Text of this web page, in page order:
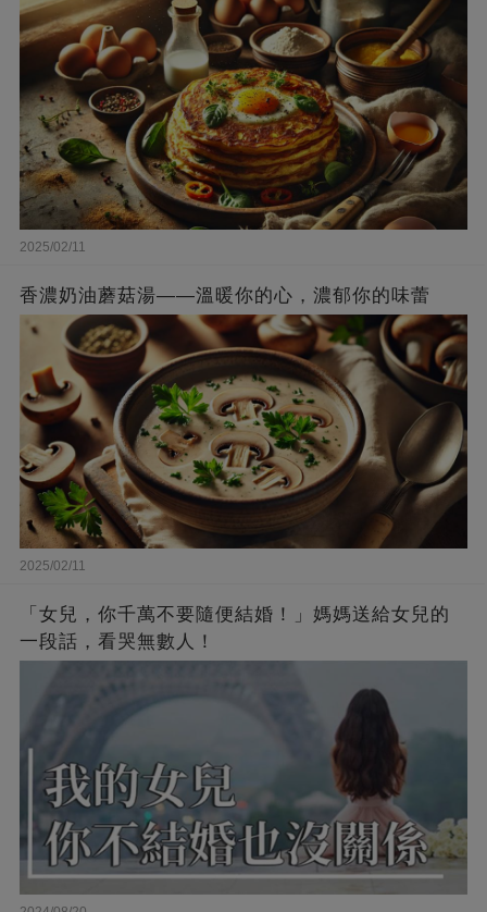
2025/02/11
香濃奶油蘑菇湯——溫暖你的心，濃郁你的味蕾
2025/02/11
「女兒，你千萬不要隨便結婚！」媽媽送給女兒的
一段話，看哭無數人！